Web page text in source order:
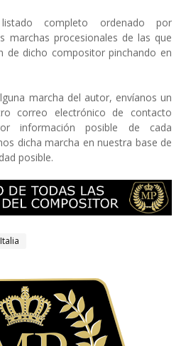
completo ordenado por
marchas procesionales de las que
de dicho compositor pinchando en
marcha del autor, envíanos un
correo electrónico de contacto
información posible de cada
dicha marcha en nuestra base de
posible.
Italia